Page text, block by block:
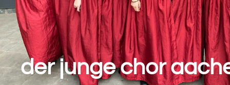
der junge chor